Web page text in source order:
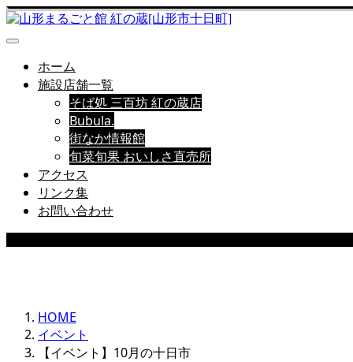
ホーム
施設店舗一覧
そば処 三百坊 紅の蔵店
Bubula.
街なか情報館
旬菜旬果 おいしさ直売所
アクセス
リンク集
お問い合わせ
HOME
イベント
【イベント】10月の十日市